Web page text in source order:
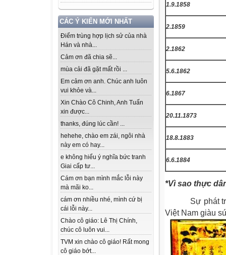
CÁC Ý KIẾN MỚI NHẤT
Điểm trùng hợp lịch sử của nhà
Hán và nhà...
Cảm ơn đã chia sẽ...
mùa cải đã gặt mất rồi ...
Em cảm ơn anh. Chúc anh luôn
vui khỏe và...
Xin Chào Cô Chinh, Anh Tuấn
xin được...
thanks, đúng lúc cần! ...
hehehe, chào em zái, ngôi nhà
này em có hay...
e không hiểu ý nghĩa bức tranh
Giai cấp tư...
Cám ơn bạn mình mắc lỗi này
mà mãi ko...
cám ơn nhiều nhé, mình cứ bị
cái lỗi này...
Chào cô giáo: Lê Thị Chính,
chúc cô luôn vui...
TVM xin chào cô giáo! Rất mong
cô giáo bớt...
1.9.1858
2.1859
2.1862
5.6.1862
6.1867
20.11.1873
18.8.1883
6.6.1884
*Vì sao thực
Sự phát
Việt Nam giàu